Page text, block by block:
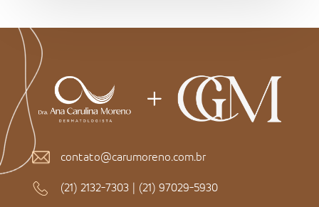
contato@carumoreno.com.br
(21) 2132-7303 | (21) 97029-5930